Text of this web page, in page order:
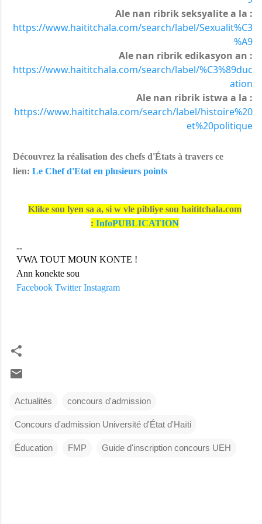
Ale nan ribrik seksyalite a la :
https://www.haititchala.com/search/label/Sexualit%C3
%A9
Ale nan ribrik edikasyon an :
https://www.haititchala.com/search/label/%C3%89duc
ation
Ale nan ribrik istwa a la :
https://www.haititchala.com/search/label/histoire%20
et%20politique
Découvrez la réalisation des chefs d'États à travers ce
lien: Le Chef d'Etat en plusieurs points
Klike sou lyen sa a, si w vle pibliye sou haititchala.com
: InfoPUBLICATION
--
VWA TOUT MOUN KONTE !
Ann konekte sou
Facebook Twitter Instagram
Actualités concours d'admission
Concours d'admission Université d'État d'Haïti
Éducation FMP Guide d'inscription concours UEH